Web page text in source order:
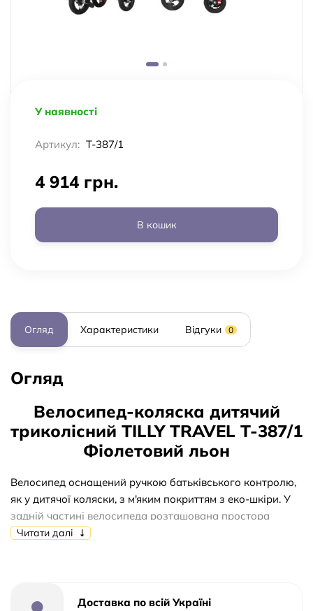
У наявності
Артикул: T-387/1
4 914 грн.
В кошик
Огляд Характеристики Відгуки 0
Огляд
Велосипед-коляска дитячий
триколісний TILLY TRAVEL T-387/1
Фіолетовий льон
Велосипед оснащений ручкою батьківського контролю,
як у дитячої коляски, з м'яким покриттям з еко-шкіри. У
задній частині велосипеда розташована простора
сітчаста корзина з твердим дном. На кермі встановлена
Переднє колесо обладнано системою «вільного ходу».
Читати далі
Доставка по всій Україні